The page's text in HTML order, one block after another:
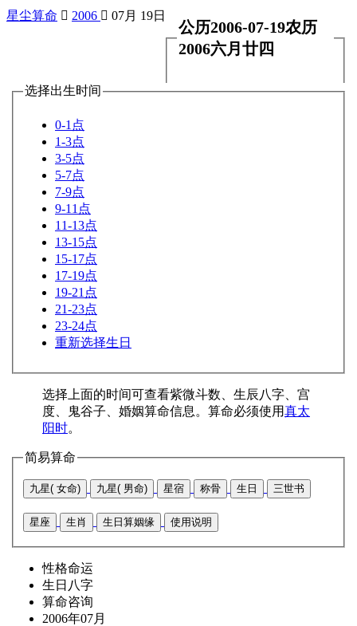
星尘算命  2006  07月 19日
公历2006-07-19农历
2006六月廿四
选择出生时间
0-1点
1-3点
3-5点
5-7点
7-9点
9-11点
11-13点
13-15点
15-17点
17-19点
19-21点
21-23点
23-24点
重新选择生日
选择上面的时间可查看紫微斗数、生辰八字、宫
度、鬼谷子、婚姻算命信息。算命必须使用真太
阳时。
简易算命
九星( 女命) 九星( 男命) 星宿 称骨 生日 三世书
星座 生肖 生日算姻缘 使用说明
性格命运
生日八字
算命咨询
2006年07月